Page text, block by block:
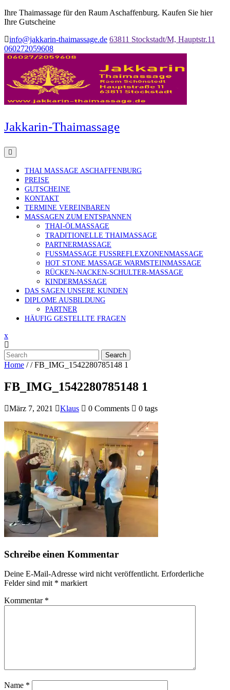
Ihre Thaimassage für den Raum Aschaffenburg. Kaufen Sie hier
Ihre Gutscheine
info@jakkarin-thaimassage.de 63811 Stockstadt/M, Hauptstr.11
060272059608
Jakkarin-Thaimassage
THAI MASSAGE ASCHAFFENBURG
PREISE
GUTSCHEINE
KONTAKT
TERMINE VEREINBAREN
MASSAGEN ZUM ENTSPANNEN
THAI-ÖLMASSAGE
TRADITIONELLE THAIMASSAGE
PARTNERMASSAGE
FUSSMASSAGE FUSSREFLEXZONENMASSAGE
HOT STONE MASSAGE WARMSTEINMASSAGE
RÜCKEN-NACKEN-SCHULTER-MASSAGE
KINDERMASSAGE
DAS SAGEN UNSERE KUNDEN
DIPLOME AUSBILDUNG
PARTNER
HÄUFIG GESTELLTE FRAGEN
x
Search
Home / /FB_IMG_1542280785148 1
FB_IMG_1542280785148 1
März 7, 2021 Klaus 0 Comments 0 tags
Schreibe einen Kommentar
Deine E-Mail-Adresse wird nicht veröffentlicht. Erforderliche
Felder sind mit * markiert
Kommentar *
Name *